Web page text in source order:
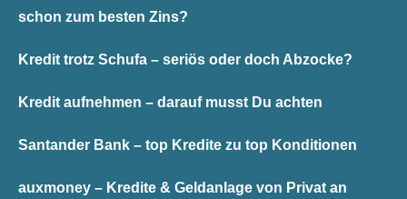
schon zum besten Zins?
Kredit trotz Schufa – seriös oder doch Abzocke?
Kredit aufnehmen – darauf musst Du achten
Santander Bank – top Kredite zu top Konditionen
auxmoney – Kredite & Geldanlage von Privat an